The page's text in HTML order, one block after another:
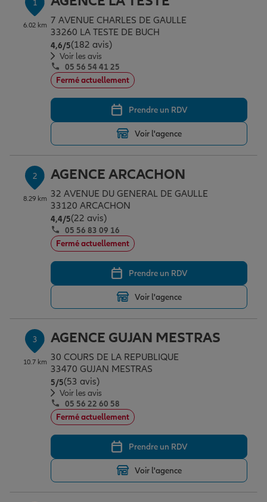
Assurance emprunteur
Prévoyance et dépendance
Assurance animal de compagnie
Protection de la famille
Protection juridique
Épargne & retraite
Plan épargne retraite
Placements financiers
Investissements immobiliers
Transmission
Vos projets
Changer de voiture
Départ à la retraite
Préparer l’avenir
Assurance auto
Assurance habitation
Le Pack Famille
Garantie des accidents de la vie
Assurance scolaire
Protection juridique
Retraite
Tous nos devis d'assurance
Professionnels
Allianz en France
1
6.02 km 7 AVENUE CHARLES DE GAULLE
33260 LA TESTE DE BUCH
4,6/5Note de 4.6 sur 5
(182 avis)
Voir les avis
05 56 54 41 25
Fermé actuellement
Prendre un RDV
Voir l'agence
2
8.29 km
AGENCE ARCACHON
32 AVENUE DU GENERAL DE GAULLE
33120 ARCACHON
4,4/5Note de 4.4 sur 5
(22 avis)
05 56 83 09 16
Fermé actuellement
Prendre un RDV
Voir l'agence
3
10.7 km
AGENCE GUJAN MESTRAS
30 COURS DE LA REPUBLIQUE
33470 GUJAN MESTRAS
5/5Note de 5 sur 5
(53 avis)
Voir les avis
05 56 22 60 58
Fermé actuellement
Prendre un RDV
Voir l'agence